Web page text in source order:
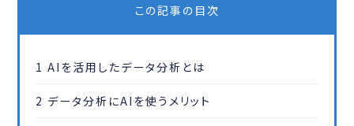
この記事の目次
1 AIを活用したデータ分析とは
2 データ分析にAIを使うメリット